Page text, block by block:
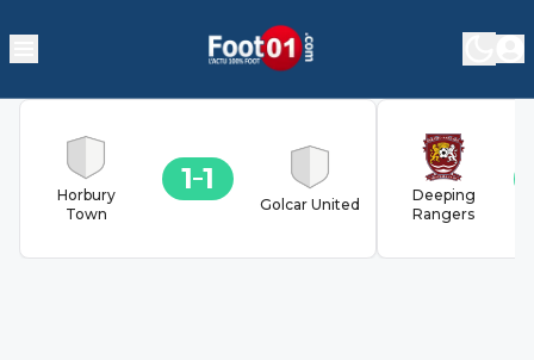
Horbury
Town
1 1
Golcar United
Deeping
Rangers